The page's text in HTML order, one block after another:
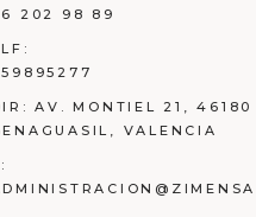
202 98 89
AV. MONTIEL 21, 46180
VALENCIA